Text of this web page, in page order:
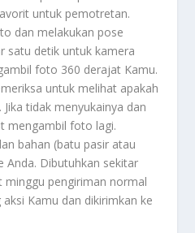
untuk pemotretan.
dan melakukan pose
satu detik untuk kamera
foto 360 derajat Kamu.
untuk melihat apakah
tidak menyukainya dan
mengambil foto lagi.
bahan (batu pasir atau
Anda. Dibutuhkan sekitar
minggu pengiriman normal
Kamu dan dikirimkan ke